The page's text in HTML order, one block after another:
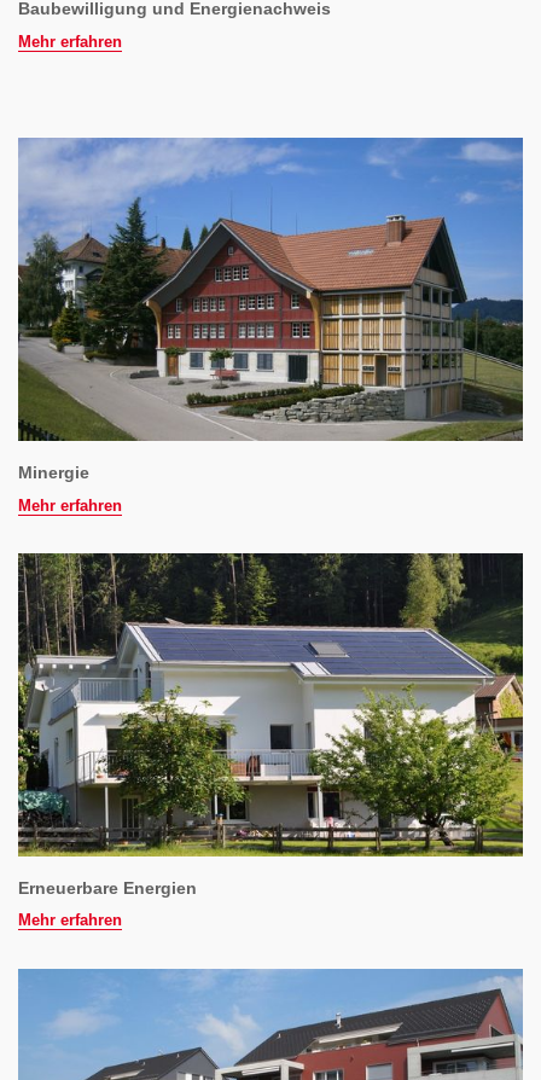
Baubewilligung und Energienachweis
Mehr erfahren
Minergie
Mehr erfahren
Erneuerbare Energien
Mehr erfahren